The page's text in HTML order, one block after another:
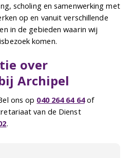
scholing en samenwerking met
op en vanuit verschillende
in de gebieden waarin wij
komen.
over
Archipel
ons op 040 264 64 64of
van de Dienst
.